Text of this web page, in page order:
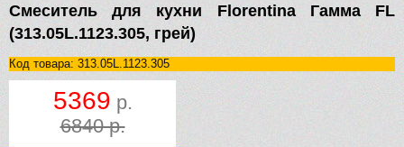
Смеситель для кухни Florentina Гамма FL
(313.05L.1123.305, грей)
Код товара: 313.05L.1123.305
5369 р.
6840 р.